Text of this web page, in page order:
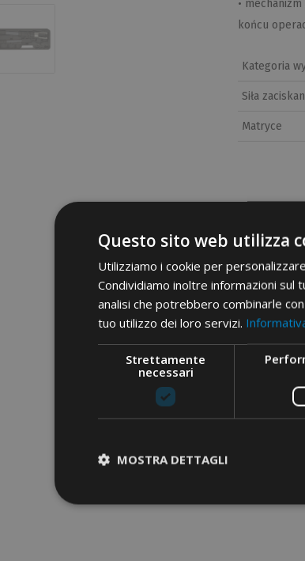
•
końcu
Kategoria
Siła
Matryce
Obszar
Questo sito web utilizza
Utilizziamo i cookie per
Condividiamo inoltre informazioni
analisi che potrebbero combinarle
tuo utilizzo dei loro servizi.
Strettamente
necessari
MOSTRA DETTAGLI